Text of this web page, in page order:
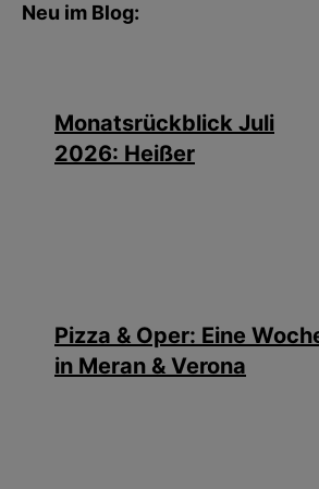
Neu im Blog:
Monatsrückblick Juli
2026: Heißer
Pizza & Oper: Eine
in Meran & Verona